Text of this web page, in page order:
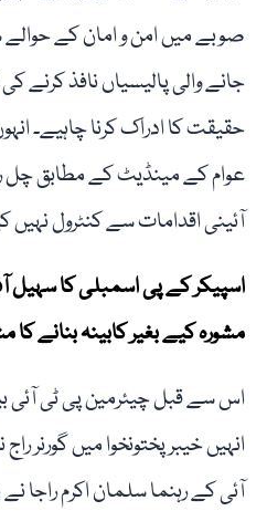
صوبے میں امن و امان کے حوالے
جانے والی پالیسیاں نافذ کرنے
حقیقت کا ادراک کرنا چاہیے۔
عوام کے مینڈیٹ کے مطابق چل
آئینی اقدامات سے کنٹرول نہیں
اسپیکر کے پی اسمبلی کا
مشورہ کیے بغیر کابینہ بنانے کا
اس سے قبل چیئرمین پی ٹی آئی
انہیں خیبر پختونخوا میں گورنر
آئی کے رہنما سلمان اکرم راجا